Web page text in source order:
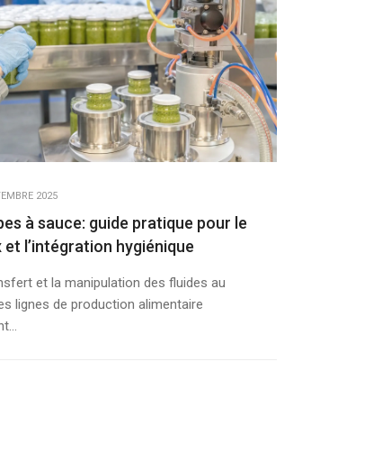
2025
à sauce: guide pratique pour le
et l’intégration hygiénique
et la manipulation des fluides au
lignes de production alimentaire